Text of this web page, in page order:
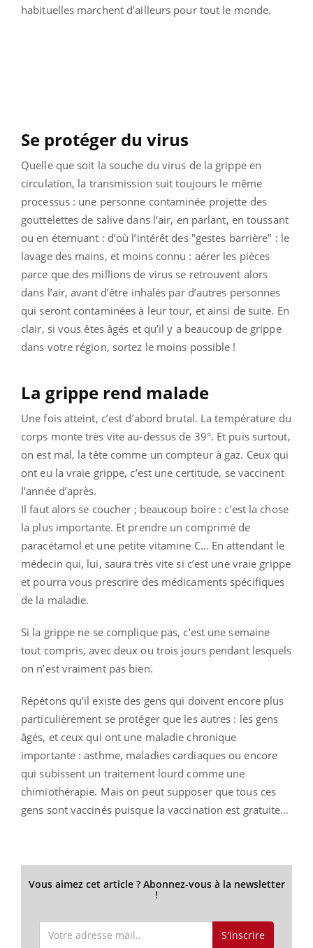
habituelles marchent d’ailleurs pour tout le monde.
Se protéger du virus
Quelle que soit la souche du virus de la grippe en
circulation, la transmission suit toujours le même
processus : une personne contaminée projette des
gouttelettes de salive dans l’air, en parlant, en toussant
ou en éternuant : d’où l’intérêt des "gestes barrière" : le
lavage des mains, et moins connu : aérer les pièces
parce que des millions de virus se retrouvent alors
dans l’air, avant d’être inhalés par d’autres personnes
qui seront contaminées à leur tour, et ainsi de suite. En
clair, si vous êtes âgés et qu’il y a beaucoup de grippe
dans votre région, sortez le moins possible !
La grippe rend malade
Une fois atteint, c’est d’abord brutal. La température du
corps monte très vite au-dessus de 39°. Et puis surtout,
on est mal, la tête comme un compteur à gaz. Ceux qui
ont eu la vraie grippe, c’est une certitude, se vaccinent
l’année d’après.
Il faut alors se coucher ; beaucoup boire : c’est la chose
la plus importante. Et prendre un comprimé de
paracétamol et une petite vitamine C… En attendant le
médecin qui, lui, saura très vite si c’est une vraie grippe
et pourra vous prescrire des médicaments spécifiques
de la maladie.
Si la grippe ne se complique pas, c’est une semaine
tout compris, avec deux ou trois jours pendant lesquels
on n’est vraiment pas bien.
Répétons qu’il existe des gens qui doivent encore plus
particulièrement se protéger que les autres : les gens
âgés, et ceux qui ont une maladie chronique
importante : asthme, maladies cardiaques ou encore
qui subissent un traitement lourd comme une
chimiothérapie. Mais on peut supposer que tous ces
gens sont vaccinés puisque la vaccination est gratuite…
Vous aimez cet article ? Abonnez-vous à la newsletter
!
S'inscrire